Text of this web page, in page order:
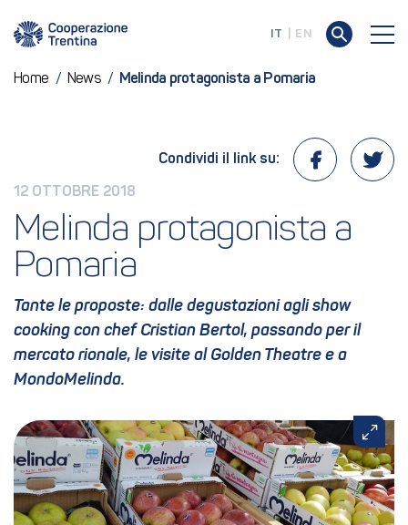
IT EN
Home / News / Melinda protagonista a Pomaria
12 OTTOBRE 2018
Condividi il link su:
Melinda protagonista a
Pomaria
Tante le proposte: dalle degustazioni agli show
cooking con chef Cristian Bertol, passando per il
mercato rionale, le visite al Golden Theatre e a
MondoMelinda.